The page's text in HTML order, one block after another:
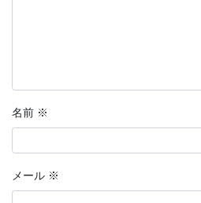
名前 ※
メール ※